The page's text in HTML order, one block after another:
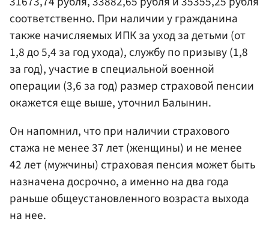
соответственно. При наличии у гражданина
также начисляемых ИПК за уход за детьми (от
1,8 до 5,4 за год ухода), службу по призыву (1,8
за год), участие в специальной военной
операции (3,6 за год) размер страховой пенсии
окажется еще выше, уточнил Балынин.
Он напомнил, что при наличии страхового
стажа не менее 37 лет (женщины) и не менее
42 лет (мужчины) страховая пенсия может быть
назначена досрочно, а именно на два года
раньше общеустановленного возраста выхода
на нее.